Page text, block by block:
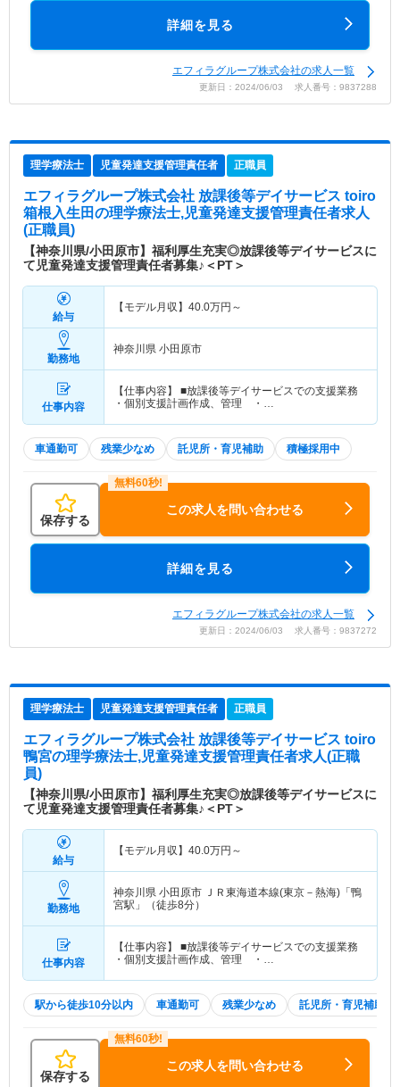
詳細を見る
エフィラグループ株式会社の求人一覧
更新日：2024/06/03 求人番号：9837288
理学療法士 児童発達支援管理責任者 正職員
エフィラグループ株式会社 放課後等デイサービス toiro
箱根入生田の理学療法士,児童発達支援管理責任者求人
(正職員)
【神奈川県/小田原市】福利厚生充実◎放課後等デイサービスに
て児童発達支援管理責任者募集♪＜PT＞
給与
【モデル月収】 40.0万円～
勤務地
神奈川県 小田原市
仕事内容
【仕事内容】 ■放課後等デイサービスでの支援業務
・個別支援計画作成、管理 ・…
車通勤可 残業少なめ 託児所・育児補助 積極採用中
保存する
この求人を問い合わせる
詳細を見る
エフィラグループ株式会社の求人一覧
更新日：2024/06/03 求人番号：9837272
理学療法士 児童発達支援管理責任者 正職員
エフィラグループ株式会社 放課後等デイサービス toiro
鴨宮の理学療法士,児童発達支援管理責任者求人(正職
員)
【神奈川県/小田原市】福利厚生充実◎放課後等デイサービスに
て児童発達支援管理責任者募集♪＜PT＞
給与
【モデル月収】 40.0万円～
勤務地
神奈川県 小田原市 ＪＲ東海道本線(東京－熱海)「鴨
宮駅」（徒歩8分）
仕事内容
【仕事内容】 ■放課後等デイサービスでの支援業務
・個別支援計画作成、管理 ・…
駅から徒歩10分以内 車通勤可 残業少なめ 託児所・育児補助
保存する
この求人を問い合わせる